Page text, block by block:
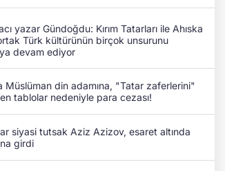
yazar Gündoğdu: Kırım Tatarları ile Ahıska
Türk kültürünün birçok unsurunu
devam ediyor
Müslüman din adamına, "Tatar zaferlerini"
tablolar nedeniyle para cezası!
siyasi tutsak Aziz Azizov, esaret altında
girdi